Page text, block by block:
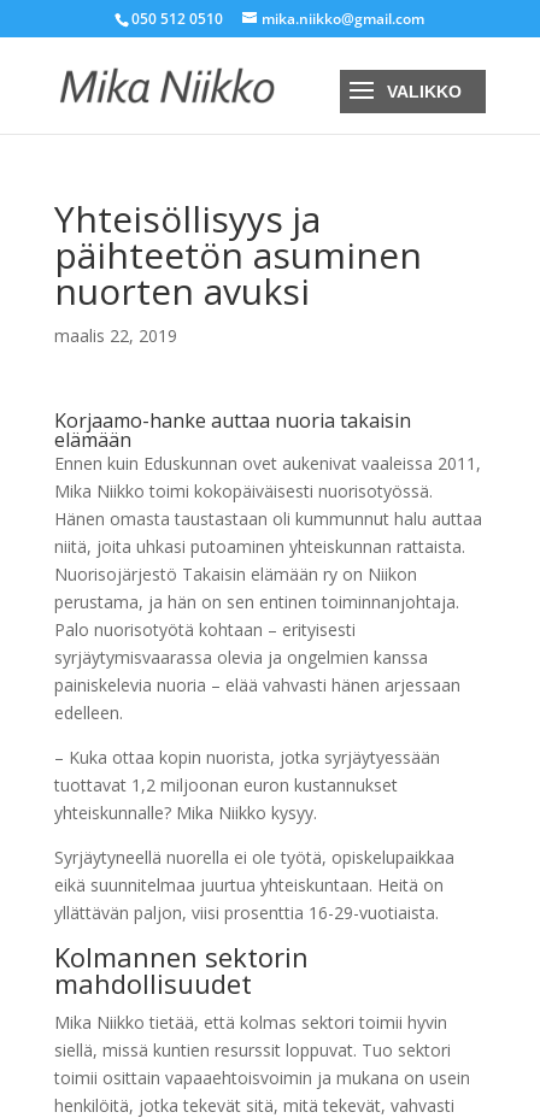
050 512 0510 mika.niikko@gmail.com
Yhteisöllisyys ja
päihteetön asuminen
nuorten avuksi
maalis 22, 2019
Korjaamo-hanke auttaa nuoria takaisin
elämään
Ennen kuin Eduskunnan ovet aukenivat vaaleissa 2011,
Mika Niikko toimi kokopäiväisesti nuorisotyössä.
Hänen omasta taustastaan oli kummunnut halu auttaa
niitä, joita uhkasi putoaminen yhteiskunnan rattaista.
Nuorisojärjestö Takaisin elämään ry on Niikon
perustama, ja hän on sen entinen toiminnanjohtaja.
Palo nuorisotyötä kohtaan – erityisesti
syrjäytymisvaarassa olevia ja ongelmien kanssa
painiskelevia nuoria – elää vahvasti hänen arjessaan
edelleen.
– Kuka ottaa kopin nuorista, jotka syrjäytyessään
tuottavat 1,2 miljoonan euron kustannukset
yhteiskunnalle? Mika Niikko kysyy.
Syrjäytyneellä nuorella ei ole työtä, opiskelupaikkaa
eikä suunnitelmaa juurtua yhteiskuntaan. Heitä on
yllättävän paljon, viisi prosenttia 16-29-vuotiaista.
Kolmannen sektorin
mahdollisuudet
Mika Niikko tietää, että kolmas sektori toimii hyvin
siellä, missä kuntien resurssit loppuvat. Tuo sektori
toimii osittain vapaaehtoisvoimin ja mukana on usein
henkilöitä, jotka tekevät sitä, mitä tekevät, vahvasti